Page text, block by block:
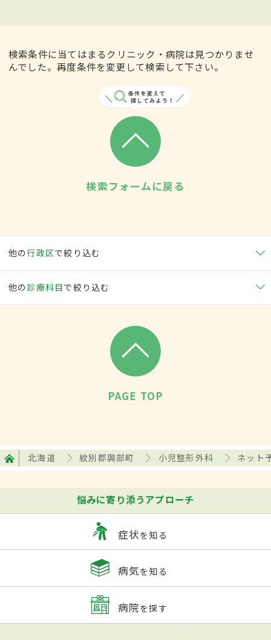
検索条件に当てはまるクリニック・病院は見つかりませ
んでした。再度条件を変更して検索して下さい。
検索フォームに戻る
他の行政区で絞り込む
他の 診療科目で絞り込む
PAGE TOP
北海道 紋別郡興部町 小児整形外科 ネット
悩みに寄り添うアプローチ
症状を知る
病気を知る
病院を探す